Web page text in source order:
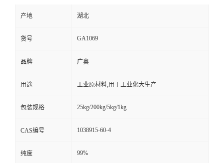
产地 湖北
货号 GA1069
品牌 广奥
用途 工业原材料,用于工业化大生产
包装规格 25kg/200kg/5kg/1kg
CAS编号 1038915-60-4
纯度 99%